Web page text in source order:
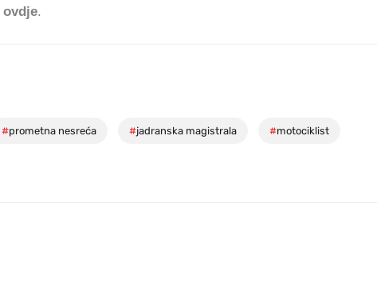
ovdje.
#prometna nesreća #jadranska magistrala #motociklist